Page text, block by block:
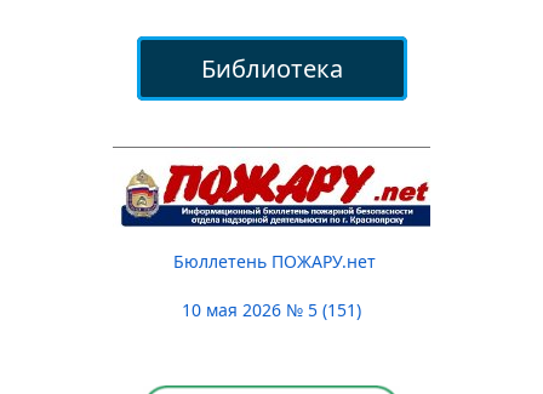
Библиотека
Бюллетень ПОЖАРУ.нет
10 мая 2026 № 5 (151)